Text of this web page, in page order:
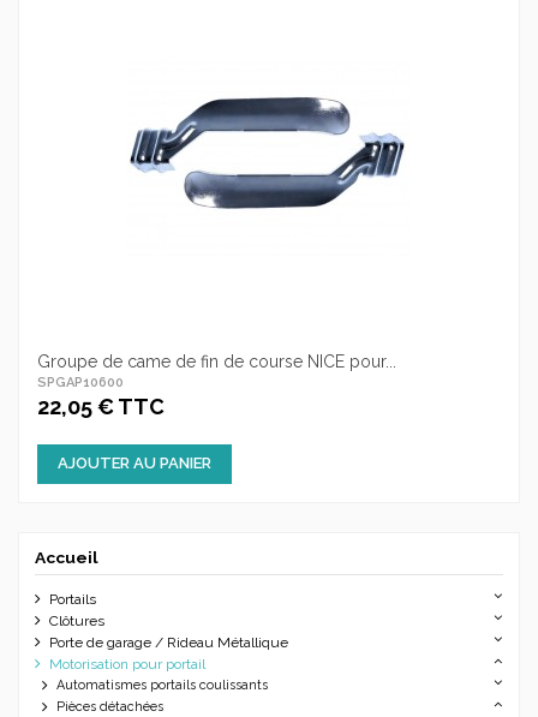
Groupe de came de fin de course NICE pour...
SPGAP10600
22,05 € TTC
AJOUTER AU PANIER
Accueil
Portails
Clôtures
Porte de garage / Rideau Métallique
Motorisation pour portail
Automatismes portails coulissants
Pièces détachées